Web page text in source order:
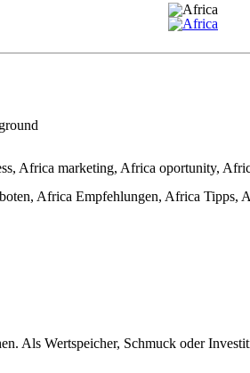
Africa marketing, Africa oportunity,
Africa Empfehlungen, Africa Tipps,
Als Wertspeicher, Schmuck oder